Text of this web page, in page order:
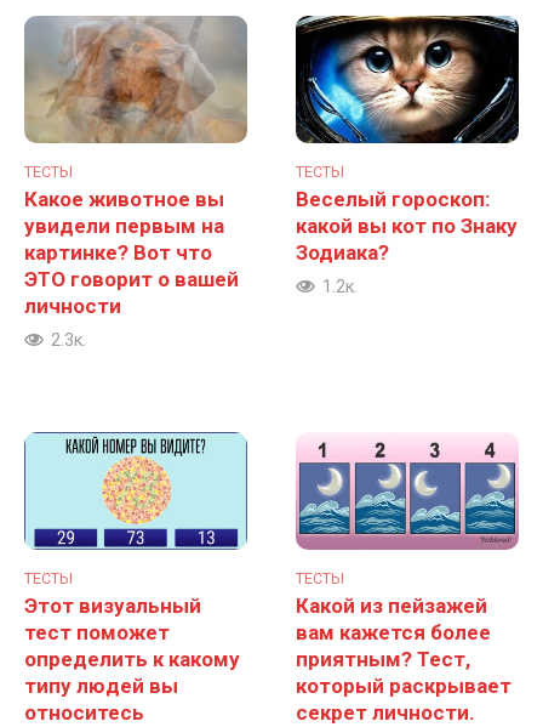
ТЕСТЫ
Какое животное вы
увидели первым на
картинке? Вот что
ЭТО говорит о вашей
личности
2.3к.
ТЕСТЫ
Веселый гороскоп:
какой вы кот по Знаку
Зодиака?
1.2к.
ТЕСТЫ
Этот визуальный
тест поможет
определить к какому
типу людей вы
относитесь
ТЕСТЫ
Какой из пейзажей
вам кажется более
приятным? Тест,
который раскрывает
секрет личности.